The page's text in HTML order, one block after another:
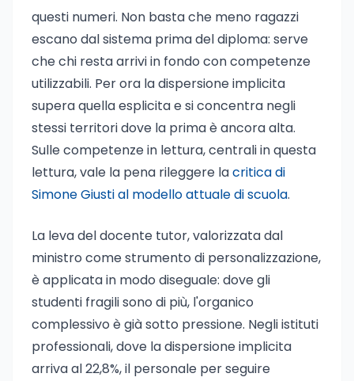
questi numeri. Non basta che meno ragazzi
escano dal sistema prima del diploma: serve
che chi resta arrivi in fondo con competenze
utilizzabili. Per ora la dispersione implicita
supera quella esplicita e si concentra negli
stessi territori dove la prima è ancora alta.
Sulle competenze in lettura, centrali in questa
lettura, vale la pena rileggere lacritica di
Simone Giusti al modello attuale di scuola.
La leva del docente tutor, valorizzata dal
ministro come strumento di personalizzazione,
è applicata in modo diseguale: dove gli
studenti fragili sono di più, l'organico
complessivo è già sotto pressione. Negli istituti
professionali, dove la dispersione implicita
arriva al 22,8%, il personale per seguire